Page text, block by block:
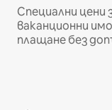
Специални цени
ваканционни
плащане без